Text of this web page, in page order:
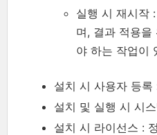
실행 시 재시작
며, 결과 적용을
야 하는 작업이
설치 시 사용자 등록
설치 및 실행 시 시
설치 시 라이선스 :